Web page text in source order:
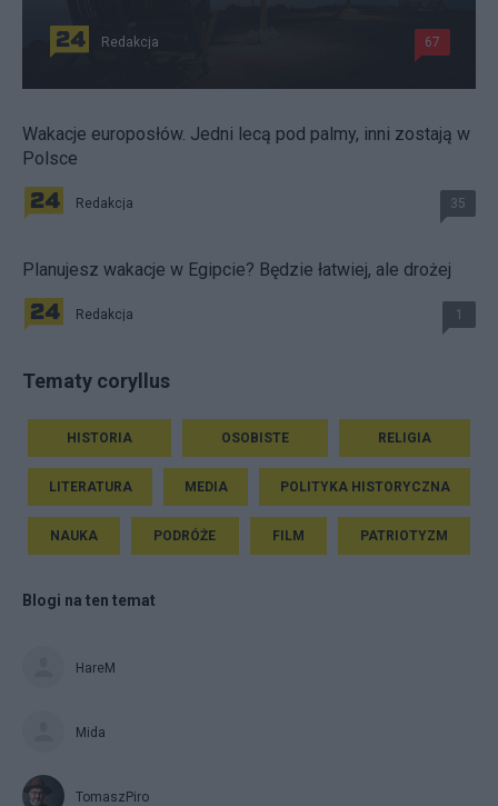
Redakcja 67
Wakacje europosłów. Jedni lecą pod palmy, inni zostają w
Polsce
Redakcja 35
Planujesz wakacje w Egipcie? Będzie łatwiej, ale drożej
Redakcja 1
Tematy coryllus
HISTORIA OSOBISTE RELIGIA
LITERATURA MEDIA POLITYKA HISTORYCZNA
NAUKA PODRÓŻE FILM PATRIOTYZM
Blogi na ten temat
HareM
Mida
TomaszPiro